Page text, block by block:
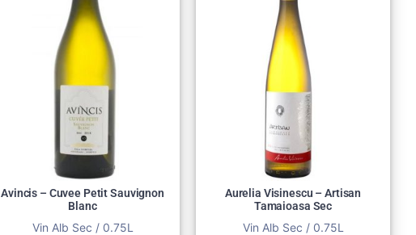
Avincis – Cuvee Petit Sauvignon
Blanc
Vin Alb Sec / 0.75L
Aurelia Visinescu – Artisan
Tamaioasa Sec
Vin Alb Sec / 0.75L